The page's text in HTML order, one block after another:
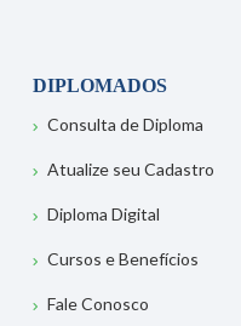
DIPLOMADOS
Consulta de Diploma
Atualize seu Cadastro
Diploma Digital
Cursos e Benefícios
Fale Conosco